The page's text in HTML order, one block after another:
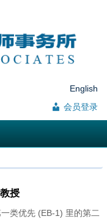
English
会员登录
授
类优先 (EB-1) 里的第二